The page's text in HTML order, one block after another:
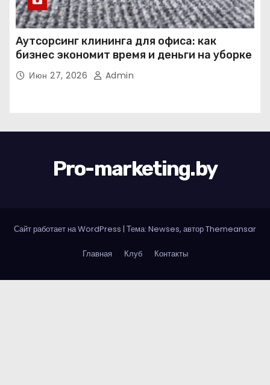
Аутсорсинг клининга для офиса: как
бизнес экономит время и деньги на уборке
Июн 27, 2026 Admin
Pro-marketing.by
Сайт работает на WordPress | Тема: Newses, авторThemeansar
Главная Клуб Контакты